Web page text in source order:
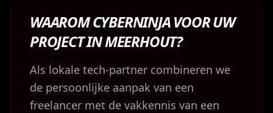
WAAROM CYBERNINJA VOOR UW
PROJECT IN MEERHOUT?
Als lokale tech-partner combineren we
de persoonlijke aanpak van een
freelancer met de vakkennis van een